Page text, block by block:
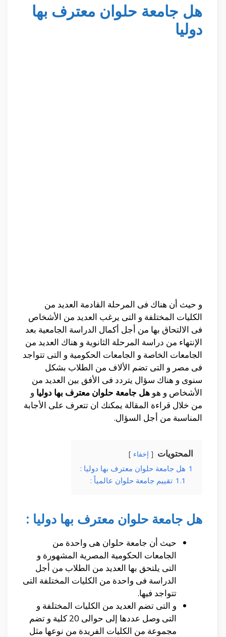
هل جامعة حلوان معترف بها
دوليا
و حيث أن هناك فى المرحلة القادمة العديد من
الكليات المختلفة و التى يرغب العديد من الأشخاص
فى الالتحاق بها من أجل أكمال الدراسة الجامعية بعد
الإنتهاء من دراسة المرحلة الثانوية و هناك العديد من
الجامعات الخاصة و الجامعات الحكومية و التى تتواجد
فى مصر و التى تضم الألاف من الطلاب بشكل
سنوى و هناك سؤال يتردد فى الأفق بين العديد من
الأشخاص و هو هل جامعة حلوان معترف بها دوليا و
من خلال قراءة المقالة يمكنك ان تتعرف على الأجابة
المناسبة من أجل السؤال.
المحتويات إخفاء
1 هل جامعة حلوان معترف بها دوليا :
1.1 تقييم جامعة حلوان عالمياً :
هل جامعة حلوان معترف بها دوليا :
حيث أن جامعة حلوان هى واحدة من
الجامعات الحكومية المصرية المشهورة و
التى يلتحق بها العديد من الطلاب من أجل
الدراسة فى واحدة من الكليات المختلفة التى
تتواجد فيها.
و التى تضم العديد من الكليات المختلفة و
التى وصل عددها إلى حوالى 20 كلية و تضم
مجموعة من الكليات الفريدة من نوعها مثل